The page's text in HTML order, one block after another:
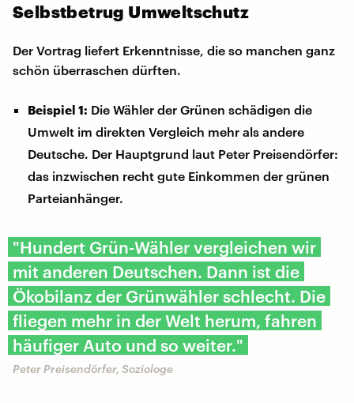
Selbstbetrug Umweltschutz
Der Vortrag liefert Erkenntnisse, die so manchen ganz
schön überraschen dürften.
Beispiel 1: Die Wähler der Grünen schädigen die
Umwelt im direkten Vergleich mehr als andere
Deutsche. Der Hauptgrund laut Peter Preisendörfer:
das inzwischen recht gute Einkommen der grünen
Parteianhänger.
"Hundert Grün-Wähler vergleichen wir
mit anderen Deutschen. Dann ist die
Ökobilanz der Grünwähler schlecht. Die
fliegen mehr in der Welt herum, fahren
häufiger Auto und so weiter."
Peter Preisendörfer, Soziologe